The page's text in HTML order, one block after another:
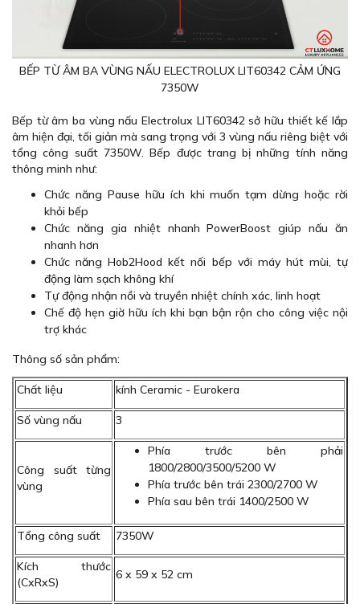
BẾP TỪ ÂM BA VÙNG NẤU ELECTROLUX LIT60342 CẢM ỨNG
7350W
Bếp từ âm ba vùng nấu Electrolux LIT60342 sở hữu thiết kế lắp
âm hiện đại, tối giản mà sang trọng với 3 vùng nấu riêng biệt với
tổng công suất 7350W. Bếp được trang bị những tính năng
thông minh như:
Chức năng Pause hữu ích khi muốn tạm dừng hoặc rời
khỏi bếp
Chức năng gia nhiệt nhanh PowerBoost giúp nấu ăn
nhanh hơn
Chức năng Hob2Hood kết nối bếp với máy hút mùi, tự
động làm sạch không khí
Tự động nhận nồi và truyền nhiệt chính xác, linh hoạt
Chế độ hẹn giờ hữu ích khi bạn bận rộn cho công việc nội
trợ khác
Thông số sản phẩm:
Chất liệu kính Ceramic - Eurokera
Số vùng nấu 3
Công suất từng
vùng
Phía trước bên phải
1800/2800/3500/5200 W
Phía trước bên trái 2300/2700 W
Phía sau bên trái 1400/2500 W
Tổng công suất 7350W
Kích thước
(CxRxS)
6 x 59 x 52 cm